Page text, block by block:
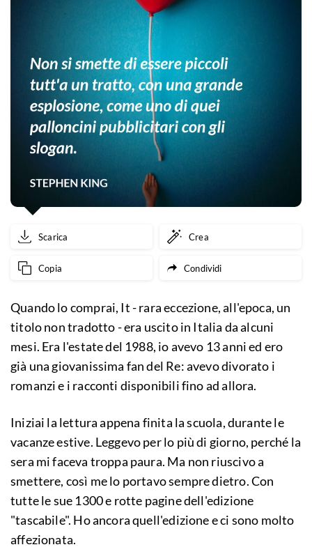
Scarica Crea
Copia Condividi
Quando lo comprai, It - rara eccezione, all'epoca, un
titolo non tradotto - era uscito in Italia da alcuni
mesi. Era l'estate del 1988, io avevo 13 anni ed ero
già una giovanissima fan del Re: avevo divorato i
romanzi e i racconti disponibili fino ad allora.
Iniziai la lettura appena finita la scuola, durante le
vacanze estive. Leggevo per lo più di giorno, perché la
sera mi faceva troppa paura. Ma non riuscivo a
smettere, così me lo portavo sempre dietro. Con
tutte le sue 1300 e rotte pagine dell'edizione
"tascabile". Ho ancora quell'edizione e ci sono molto
affezionata.